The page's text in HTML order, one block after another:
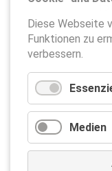
Diese Webseite
Funktionen zu
verbessern.
Medien